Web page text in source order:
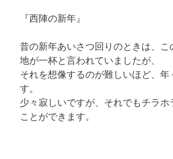
『西陣の新年』
昔の新年あいさつ回りのときは、こ
地が一杯と言われていましたが、
それを想像するのが難しいほど、年
す。
少々寂しいですが、それでもチラホ
ことができます。